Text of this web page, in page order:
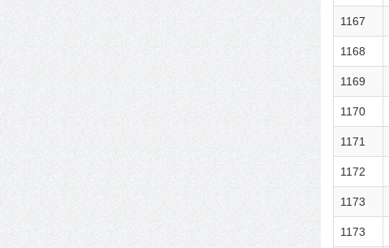
1167
1168
1169
1170
1171
1172
1173
1173